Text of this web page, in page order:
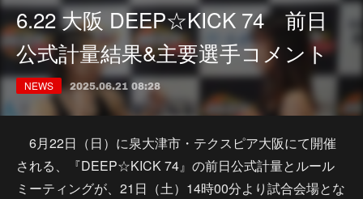
6.22 大阪 DEEP☆KICK 74 前日
公式計量結果&主要選手コメント
NEWS 2025.06.21 08:28
6月22日（日）に泉大津市・テクスピア大阪にて開催
される、『DEEP☆KICK 74』の前日公式計量とルール
ミーティングが、21日（土）14時00分より試合会場とな